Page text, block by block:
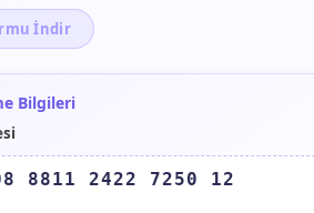
İndir
Bilgileri
8811 2422 7250 12